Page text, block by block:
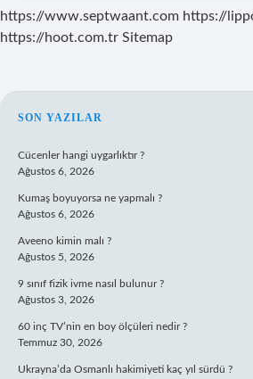
https://www.septwaant.com https://
https://hoot.com.tr Sitemap
SIDEBAR
SON YAZILAR
Cücenler hangi uygarlıktır ?
Ağustos 6, 2026
Kumaş boyuyorsa ne yapmalı ?
Ağustos 6, 2026
Aveeno kimin malı ?
Ağustos 5, 2026
9 sınıf fizik ivme nasıl bulunur ?
Ağustos 3, 2026
60 inç TV’nin en boy ölçüleri nedir ?
Temmuz 30, 2026
Ukrayna’da Osmanlı hakimiyeti kaç yıl sürdü ?